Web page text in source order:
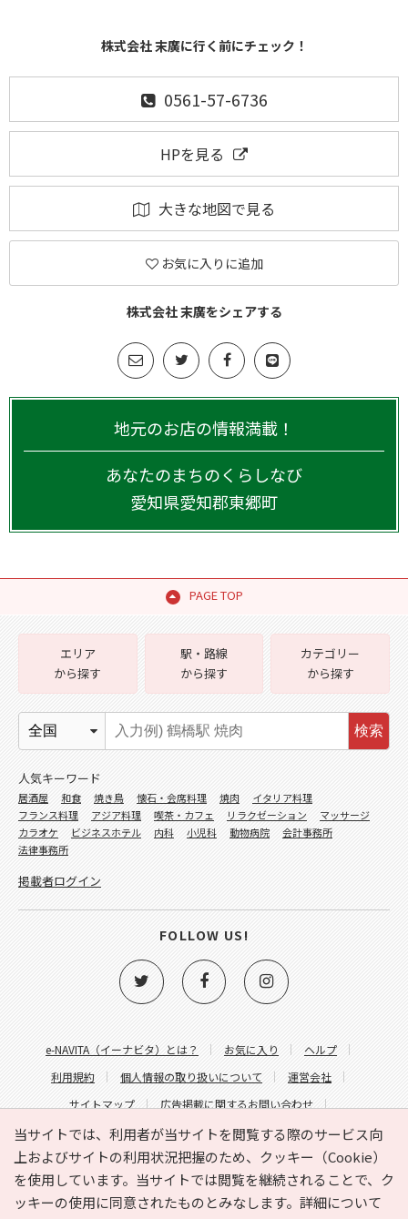
株式会社 末廣に行く前にチェック！
0561-57-6736
HPを見る
大きな地図で見る
お気に入りに追加
株式会社 末廣をシェアする
地元のお店の情報満載！
あなたのまちのくらしなび
愛知県愛知郡東郷町
PAGE TOP
当サイトでは、利用者が当サイトを閲覧する際のサービス向
上およびサイトの利用状況把握のため、クッキー（Cookie）
を使用しています。当サイトでは閲覧を継続されることで、ク
ッキーの使用に同意されたものとみなします。詳細について
e-NAVITA（イーナビタ）とは？ お気に入り
ヘルプ
利用規約
個人情報の取り扱いについて
運営会社
サイトマップ
広告掲載に関するお問い合わせ
サイトの内容に関するお問い合わせ
エリア
から探す
駅・路線
から探す
カテゴリー
から探す
検索
人気キーワード
居酒屋 和食 焼き鳥 懐石・会席料理 焼肉
イタリア料理
フランス料理
アジア料理 喫茶・カフェ リラクゼーション
マッサージ
カラオケ
ビジネスホテル 内科 小児科 動物病院
会計事務所
法律事務所
掲載者ログイン
FOLLOW US!